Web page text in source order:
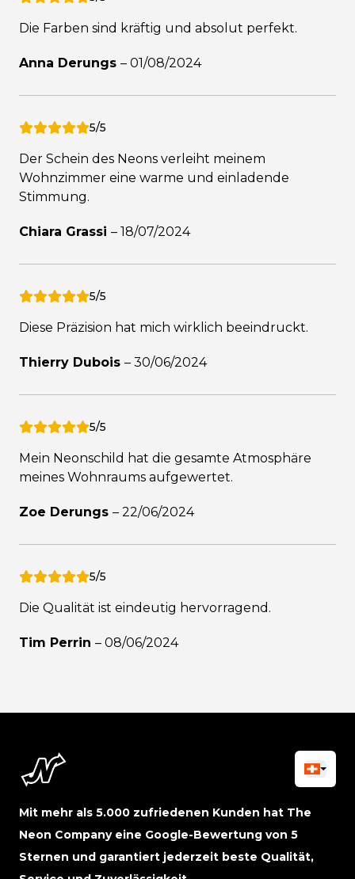
Die Farben sind kräftig und absolut perfekt.
Anna Derungs – 01/08/2024
5/5
Der Schein des Neons verleiht meinem
Wohnzimmer eine warme und einladende
Stimmung.
Chiara Grassi – 18/07/2024
5/5
Diese Präzision hat mich wirklich beeindruckt.
Thierry Dubois – 30/06/2024
5/5
Mein Neonschild hat die gesamte Atmosphäre
meines Wohnraums aufgewertet.
Zoe Derungs – 22/06/2024
5/5
Die Qualität ist eindeutig hervorragend.
Tim Perrin – 08/06/2024
Mit mehr als 5.000 zufriedenen Kunden hat The
Neon Company eine Google-Bewertung von 5
Sternen und garantiert jederzeit beste Qualität,